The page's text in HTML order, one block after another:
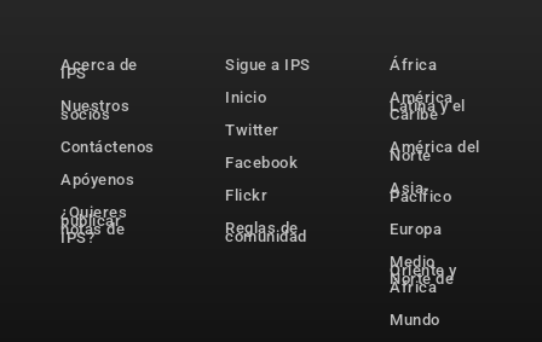
Acerca de
IPS
Nuestros
socios
Contáctenos
Apóyenos
¿Quieres
publicar
notas de
IPS?
Sigue a IPS
Inicio
Twitter
Facebook
Flickr
Reglas de
comunidad
África
América
Latina y el
Caribe
América del
Norte
Asia-
Pacífico
Europa
Medio
Oriente y
Norte de
África
Mundo